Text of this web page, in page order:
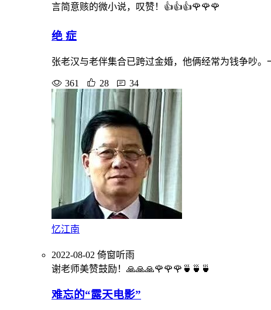
言简意赅的微小说，叹赞！👍👍👍🌹🌹🌹
绝 症
张老汉与老伴集合已跨过金婚，他俩经常为钱争吵
361 28 34
忆江南
2022-08-02 倚窗听雨
谢老师美赞鼓励！🙏🙏🙏🌹🌹🌹🍵🍵🍵
难忘的“露天电影”